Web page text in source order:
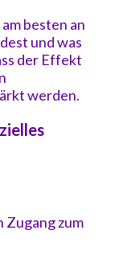
besten an
und was
der Effekt
werden.
Zugang zum